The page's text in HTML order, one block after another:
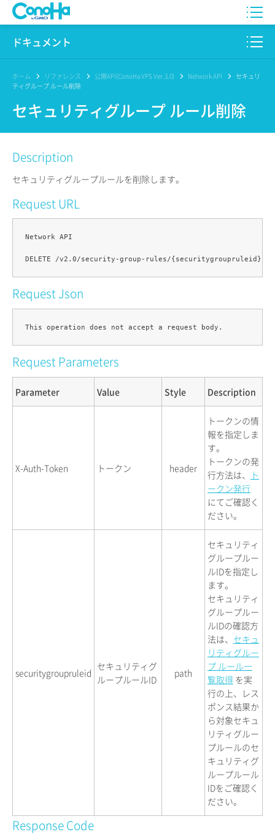
WING
Pencil
サービス一覧
サポート
ドキュメント
このサイトについて
プロダクト
リファレンス
リリースノート
ホーム リファレンス 公開API(ConoHa VPS Ver.3.0) Network API
セキュリ
ティグループ ルール削除
セキュリティグループ ルール削除
Description
セキュリティグループルールを削除します。
Request URL
Network API
Request Json
Request Parameters
Parameter Value Style Description
X-Auth-Token トークン header
トークンの情
報を指定しま
す。
トークンの発
行方法は、
ト
ークン発行
にてご確認く
ださい。
securitygroupruleid
セキュリティグ
ループルールID
path
セキュリティ
グループルー
ルIDを指定し
ます。
セキュリティ
グループルー
ルIDの確認方
法は、 セキュ
リティグルー
プ ルール一
覧取得 を実
行の上、レス
ポンス結果か
ら対象セキュ
リティグルー
プルールのセ
キュリティグ
ループルール
IDをご確認く
ださい。
Response Code